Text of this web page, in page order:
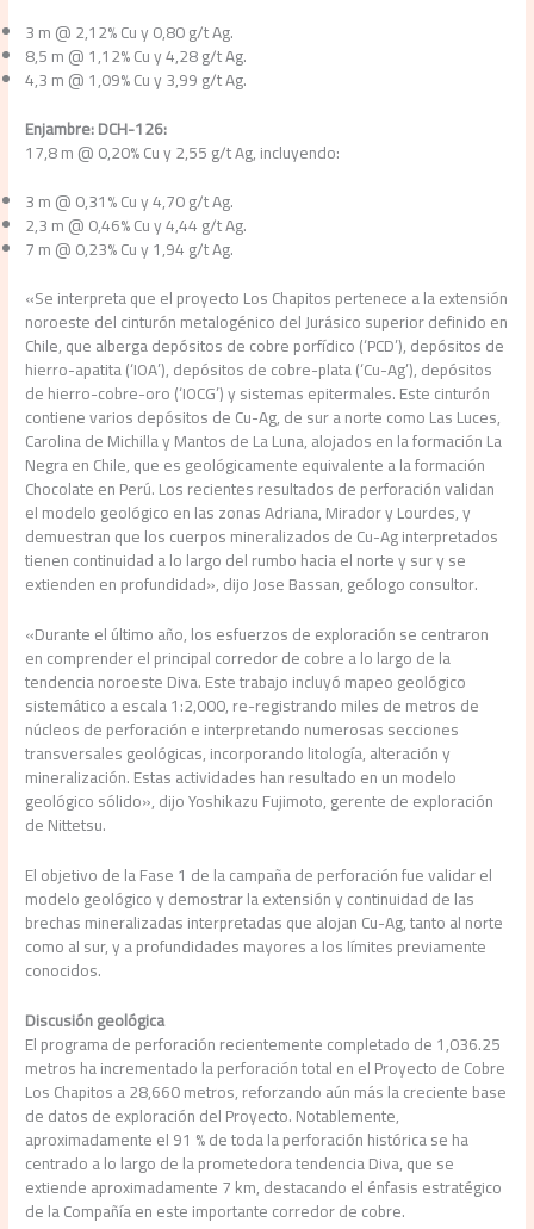
3 m @ 2,12% Cu y 0,80 g/t Ag.
8,5 m @ 1,12% Cu y 4,28 g/t Ag.
4,3 m @ 1,09% Cu y 3,99 g/t Ag.
Enjambre: DCH-126:
17,8 m @ 0,20% Cu y 2,55 g/t Ag, incluyendo:
3 m @ 0,31% Cu y 4,70 g/t Ag.
2,3 m @ 0,46% Cu y 4,44 g/t Ag.
7 m @ 0,23% Cu y 1,94 g/t Ag.
«Se interpreta que el proyecto Los Chapitos pertenece a la extensión
noroeste del cinturón metalogénico del Jurásico superior definido en
Chile, que alberga depósitos de cobre porfídico (‘PCD’), depósitos de
hierro-apatita (‘IOA’), depósitos de cobre-plata (‘Cu-Ag’), depósitos
de hierro-cobre-oro (‘IOCG’) y sistemas epitermales. Este cinturón
contiene varios depósitos de Cu-Ag, de sur a norte como Las Luces,
Carolina de Michilla y Mantos de La Luna, alojados en la formación La
Negra en Chile, que es geológicamente equivalente a la formación
Chocolate en Perú. Los recientes resultados de perforación validan
el modelo geológico en las zonas Adriana, Mirador y Lourdes, y
demuestran que los cuerpos mineralizados de Cu-Ag interpretados
tienen continuidad a lo largo del rumbo hacia el norte y sur y se
extienden en profundidad», dijo Jose Bassan, geólogo consultor.
«Durante el último año, los esfuerzos de exploración se centraron
en comprender el principal corredor de cobre a lo largo de la
tendencia noroeste Diva. Este trabajo incluyó mapeo geológico
sistemático a escala 1:2,000, re-registrando miles de metros de
núcleos de perforación e interpretando numerosas secciones
transversales geológicas, incorporando litología, alteración y
mineralización. Estas actividades han resultado en un modelo
geológico sólido», dijo Yoshikazu Fujimoto, gerente de exploración
de Nittetsu.
El objetivo de la Fase 1 de la campaña de perforación fue validar el
modelo geológico y demostrar la extensión y continuidad de las
brechas mineralizadas interpretadas que alojan Cu-Ag, tanto al norte
como al sur, y a profundidades mayores a los límites previamente
conocidos.
Discusión geológica
El programa de perforación recientemente completado de 1,036.25
metros ha incrementado la perforación total en el Proyecto de Cobre
Los Chapitos a 28,660 metros, reforzando aún más la creciente base
de datos de exploración del Proyecto. Notablemente,
aproximadamente el 91 % de toda la perforación histórica se ha
centrado a lo largo de la prometedora tendencia Diva, que se
extiende aproximadamente 7 km, destacando el énfasis estratégico
de la Compañía en este importante corredor de cobre.